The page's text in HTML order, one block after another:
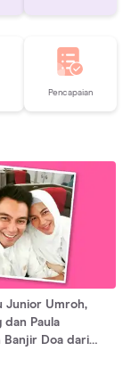
Pencapaian
Junior Umroh,
dan Paula
Banjir Doa dari